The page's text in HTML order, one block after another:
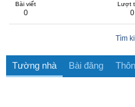
Bài viết
0
Lượt
0
Tìm
Tường nhà Bài đăng